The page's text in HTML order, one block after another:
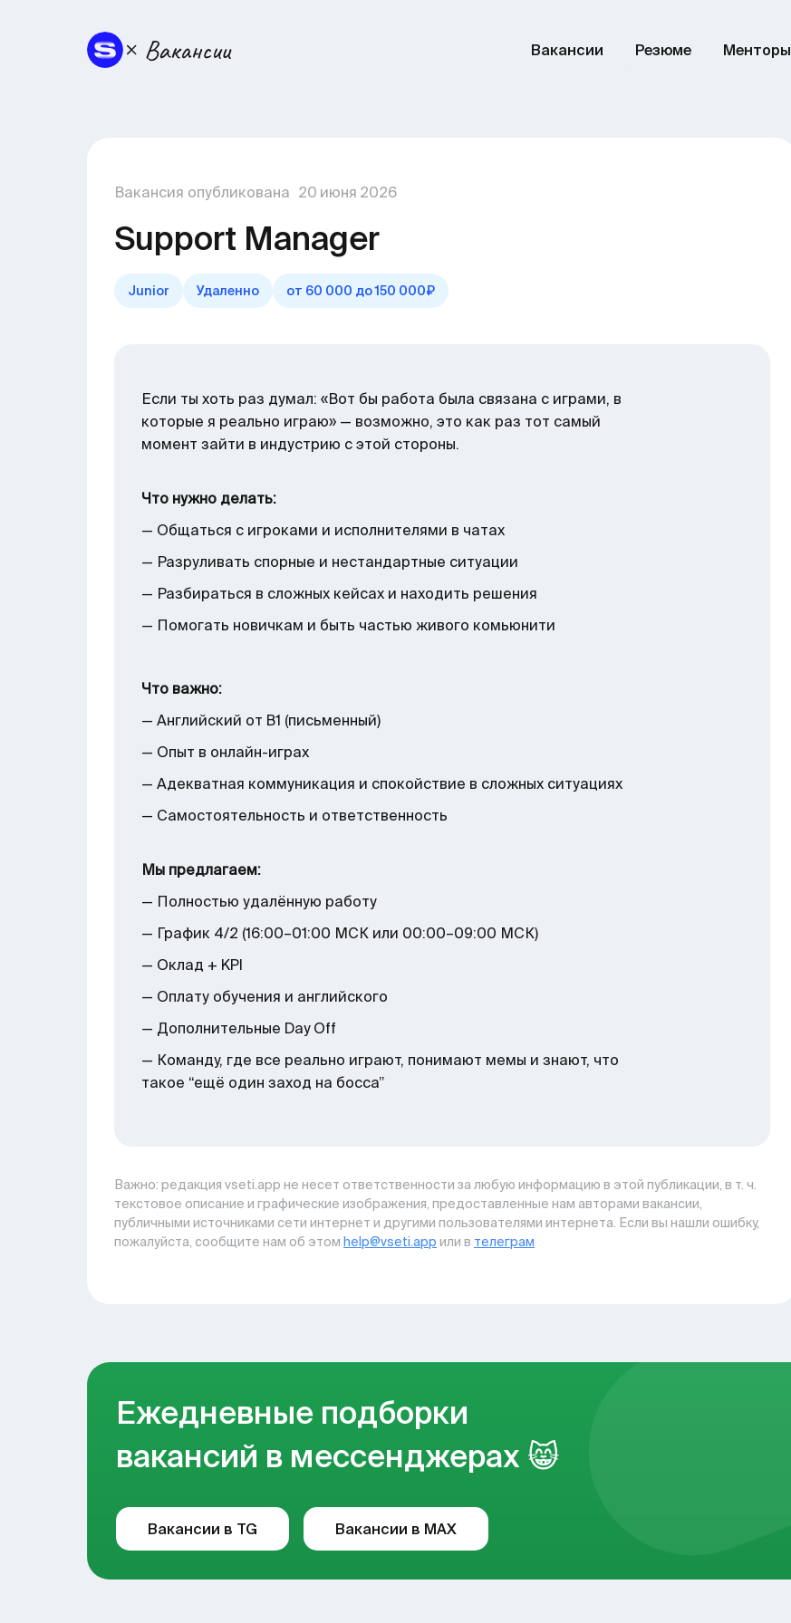
Вакансии Резюме Менторы
Вакансия опубликована 20 июня 2026
Support Manager
Junior Удаленно от 60 000 до 150 000₽
Если ты хоть раз думал: «Вот бы работа была связана с играми, в
которые я реально играю» — возможно, это как раз тот самый
момент зайти в индустрию с этой стороны.
Что нужно делать:
— Общаться с игроками и исполнителями в чатах
— Разруливать спорные и нестандартные ситуации
— Разбираться в сложных кейсах и находить решения
— Помогать новичкам и быть частью живого комьюнити
Что важно:
— Английский от B1 (письменный)
— Опыт в онлайн-играх
— Адекватная коммуникация и спокойствие в сложных ситуациях
— Самостоятельность и ответственность
Мы предлагаем:
— Полностью удалённую работу
— График 4/2 (16:00–01:00 МСК или 00:00–09:00 МСК)
— Оклад + KPI
— Оплату обучения и английского
— Дополнительные Day Off
— Команду, где все реально играют, понимают мемы и знают, что
такое “ещё один заход на босса”
Важно: pедакция vseti.app не несет ответственности за любую информацию в этой публикации, в т. ч.
текстовое описание и графические изображения, предоставленные нам авторами вакансии,
публичными источниками сети интернет и другими пользователями интернета. Если вы нашли ошибку,
пожалуйста, сообщите нам об этом help@vseti.app или в телеграм
Ежедневные подборки
вакансий в мессенджерах 😸
Вакансии в TG Вакансии в MAX